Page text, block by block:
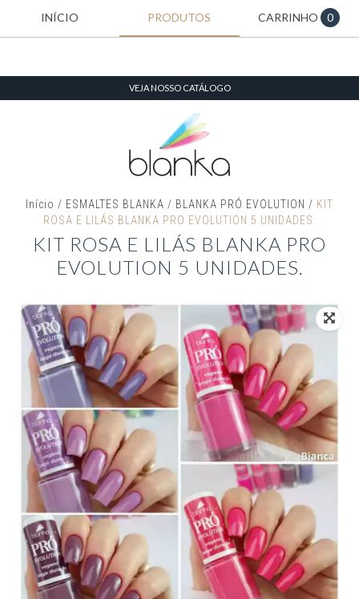
INÍCIO PRODUTOS CARRINHO 0
VEJA NOSSO CATÁLOGO
Início / ESMALTES BLANKA / BLANKA PRÓ EVOLUTION / KIT
ROSA E LILÁS BLANKA PRO EVOLUTION 5 UNIDADES.
KIT ROSA E LILÁS BLANKA PRO
EVOLUTION 5 UNIDADES.